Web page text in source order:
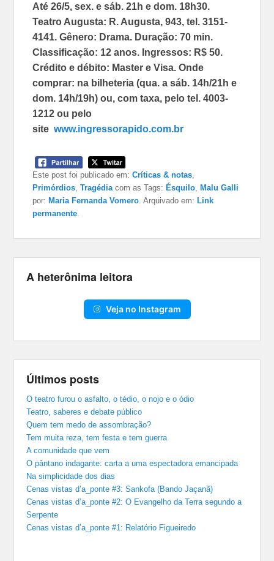
Até 26/5, sex. e sáb. 21h e dom. 18h30.
Teatro Augusta: R. Augusta, 943, tel. 3151-
4141. Gênero: Drama. Duração: 70 min.
Classificação: 12 anos. Ingressos: R$ 50.
Crédito e débito: Master e Visa. Onde
comprar: na bilheteria (qua. a sáb. 14h/21h e
dom. 14h/19h) ou, com taxa, pelo tel. 4003-
1212 ou pelo
sitewww.ingressorapido.com.br
Este post foi publicado em:Críticas & notas,
Primórdios,Tragédiacom as Tags: Ésquilo, Malu Galli
por: Maria Fernanda Vomero. Arquivado em: Link
permanente.
A heterônima leitora
Veja no Instagram
Últimos posts
O teatro furou o asfalto, o tédio, o nojo e o ódio
Teatro, saberes e debate público
Quem tem medo de assombração?
Tem muita reza, tem festa e tem guerra
A comunidade que vem
O pântano indagante: carta a uma espectadora emancipada
Na simplicidade dos dias
Cenas vistas d’a_ponte #3: Sankofa (Bando Jaçanã)
Cenas vistas d’a_ponte #2: O Evangelho da Terra segundo a
Serpente
Cenas vistas d’a_ponte #1: Relatório Figueiredo